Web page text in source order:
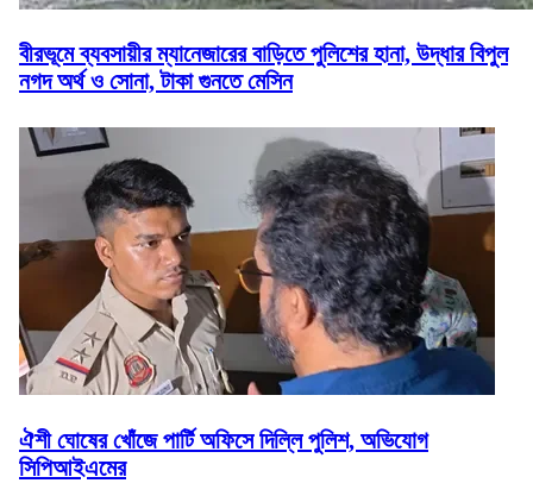
বীরভূমে ব্যবসায়ীর ম্যানেজারের বাড়িতে পুলিশের হানা, উদ্ধার বিপুল
নগদ অর্থ ও সোনা, টাকা গুনতে মেসিন
ঐশী ঘোষের খোঁজে পার্টি অফিসে দিল্লি পুলিশ, অভিযোগ
সিপিআইএমের